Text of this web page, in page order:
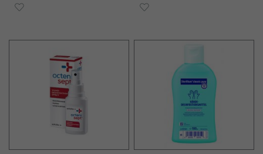
ZUR
ZUR
HINZUFÜGEN